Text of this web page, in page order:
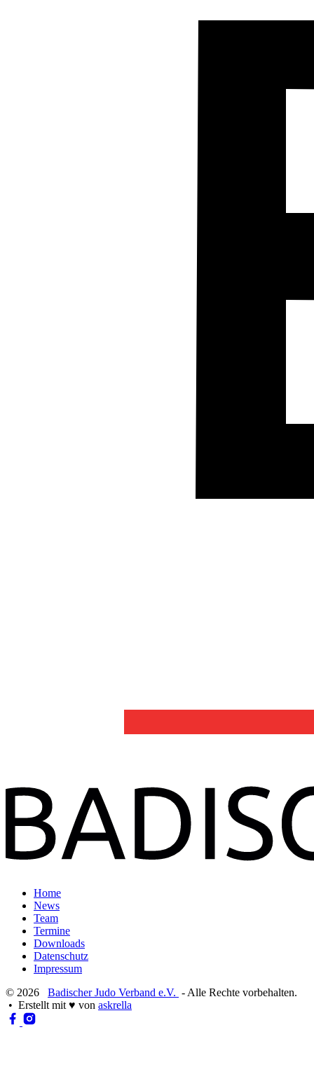
Home
News
Team
Termine
Downloads
Datenschutz
Impressum
© 2026 Badischer Judo Verband e.V. - Alle Rechte vorbehalten.
• Erstellt mit♥ von askrella